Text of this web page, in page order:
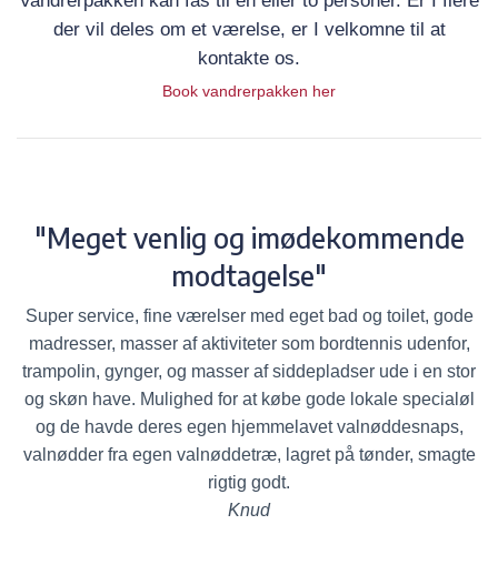
der vil deles om et værelse, er I velkomne til at
kontakte os.
Book vandrerpakken her
"Meget venlig og imødekommende
modtagelse"
Super service, fine værelser med eget bad og toilet, gode
madresser, masser af aktiviteter som bordtennis udenfor,
trampolin, gynger, og masser af siddepladser ude i en stor
og skøn have. Mulighed for at købe gode lokale specialøl
og de havde deres egen hjemmelavet valnøddesnaps,
valnødder fra egen valnøddetræ, lagret på tønder, smagte
rigtig godt.
Knud